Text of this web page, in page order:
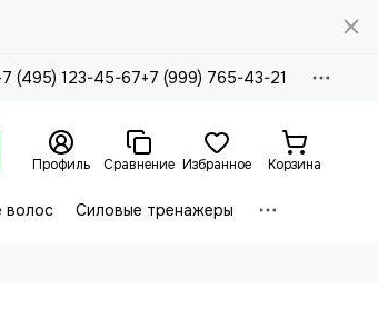
(495) 123-45-67+7 (999) 765-43-21
Профиль Сравнение Избранное Корзина
волос Силовые тренажеры